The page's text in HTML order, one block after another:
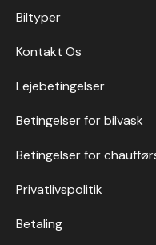
Biltyper
Kontakt Os
Lejebetingelser
Betingelser for bilvask
Betingelser for
Privatlivspolitik
Betaling